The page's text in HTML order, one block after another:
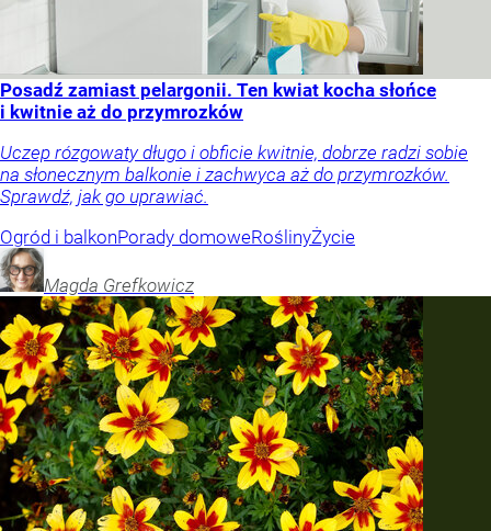
Posadź zamiast pelargonii. Ten kwiat kocha słońce
i kwitnie aż do przymrozków
Uczep rózgowaty długo i obficie kwitnie, dobrze radzi sobie
na słonecznym balkonie i zachwyca aż do przymrozków.
Sprawdź, jak go uprawiać.
Ogród i balkonPorady domoweRoślinyŻycie
Magda Grefkowicz